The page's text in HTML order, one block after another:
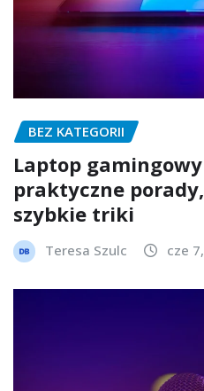
BEZ KATEGORII
Laptop
praktyczne
szybkie triki
Teresa Szulc cze